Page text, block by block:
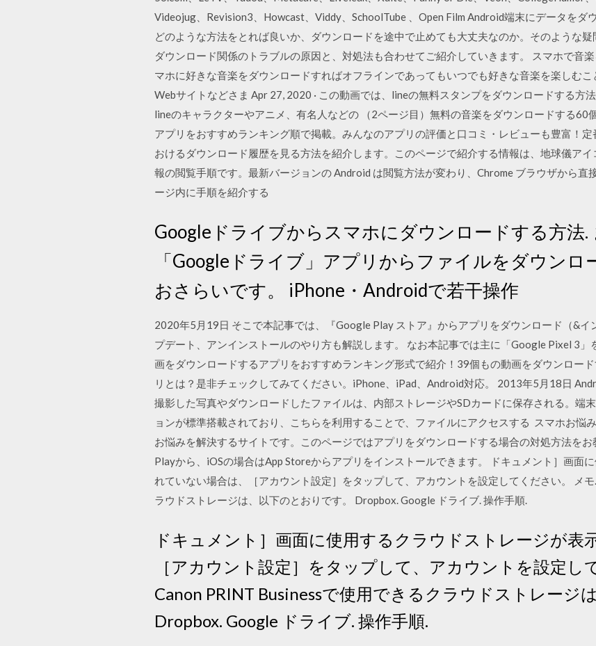
Videojug、Revision3、Howcast、Viddy、SchoolTube 、Open Film Android端末にデータをダ
どのような方法をとれば良いか、ダウンロードを途中で止めても大丈夫なのか。そのような
ダウンロード関係のトラブルの原因と、対処法も合わせてご紹介していきます。 スマホで音
マホに好きな音楽をダウンロードすればオフラインであってもいつでも好きな音楽を楽しむこ
Webサイトなどさま Apr 27, 2020 · この動画では、lineの無料スタンプをダウンロードする方
lineのキャラクターやアニメ、有名人などの （2ページ目）無料の音楽をダウンロードする60
アプリをおすすめランキング順で掲載。みんなのアプリの評価と口コミ・レビューも豊富！
おけるダウンロード履歴を見る方法を紹介します。このページで紹介する情報は、地球儀ア
報の閲覧手順です。最新バージョンの Android は閲覧方法が変わり、Chrome ブラウザから直
ージ内に手順を紹介する
Googleドライブからスマホにダウンロードする方法.
「Googleドライブ」アプリからファイルをダウンロ
おさらいです。 iPhone・Androidで若干操作
2020年5月19日 そこで本記事では、『Google Play ストア』からアプリをダウンロード（&イ
プデート、アンインストールのやり方も解説します。 なお本記事では主に「Google Pixel 3
画をダウンロードするアプリをおすすめランキング形式で紹介！39個もの動画をダウンロー
リとは？是非チェックしてみてください。iPhone、iPad、Android対応。 2013年5月18日
撮影した写真やダウンロードしたファイルは、内部ストレージやSDカードに保存される。端
ョンが標準搭載されており、こちらを利用することで、ファイルにアクセスする スマホお悩
お悩みを解決するサイトです。このページではアプリをダウンロードする場合の対処方法を
Playから、iOSの場合はApp Storeからアプリをインストールできます。 ドキュメント］画面
れていない場合は、［アカウント設定］をタップして、アカウントを設定してください。 メ
ラウドストレージは、以下のとおりです。 Dropbox. Google ドライブ. 操作手順.
ドキュメント］画面に使用するクラウドストレージが表
［アカウント設定］をタップして、アカウントを設定し
Canon PRINT Businessで使用できるクラウドストレージ
Dropbox. Google ドライブ. 操作手順.